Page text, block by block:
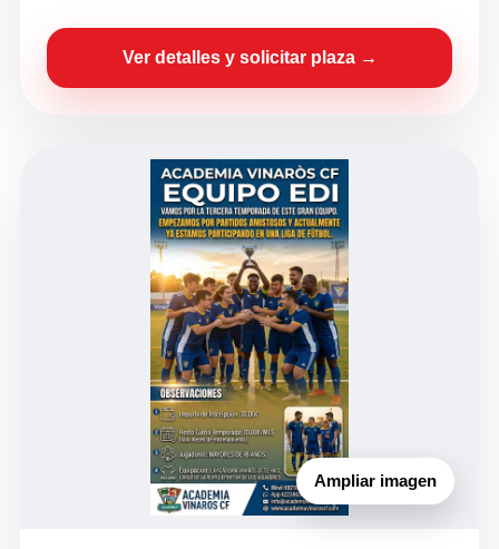
Ver detalles y solicitar plaza →
Ampliar imagen